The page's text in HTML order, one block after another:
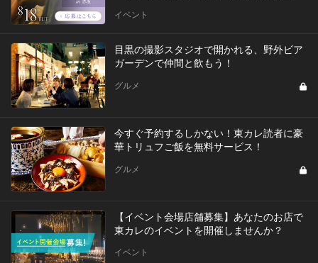
イベント
目黒の撮影スタジオで開かれる、野外ビア
ガーデンで仲間と飲もう！
グルメ
今すぐ予約するしかない！東カレ読者に豪
華トリュフご飯を無料サービス！
グルメ
【イベント会場店舗募集】あなたのお店で
東カレのイベントを開催しませんか？
イベント